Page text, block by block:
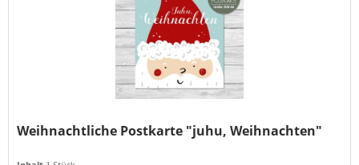
Weihnachtliche Postkarte "juhu, Weihnachten"